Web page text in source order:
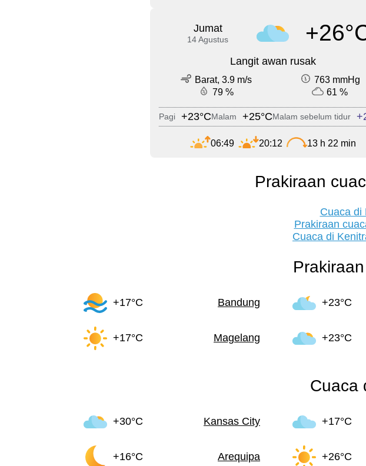
Jumat
14 Agustus
Langit awan rusak
Barat, 3.9 m/s
763 mmHg
79 %
61 %
Pagi +23°CMalam +25°CMalam sebelum tidur
06:49 20:12 13 h 22 min
Prakiraan
Cuaca di
Prakiraan
Cuaca di
+17°C Bandung +23°C
+17°C Magelang +23°C
Cuaca
+30°C Kansas City +17°C
+16°C Arequipa +26°C